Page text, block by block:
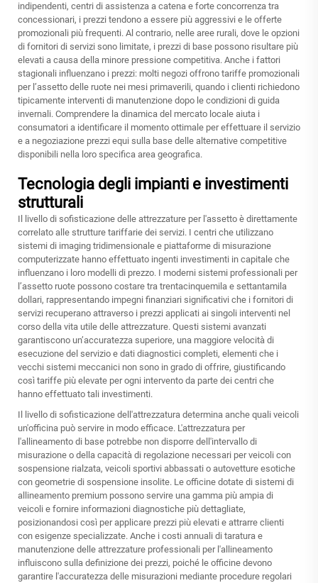
indipendenti, centri di assistenza a catena e forte concorrenza tra
concessionari, i prezzi tendono a essere più aggressivi e le offerte
promozionali più frequenti. Al contrario, nelle aree rurali, dove le opzioni
di fornitori di servizi sono limitate, i prezzi di base possono risultare più
elevati a causa della minore pressione competitiva. Anche i fattori
stagionali influenzano i prezzi: molti negozi offrono tariffe promozionali
per l’assetto delle ruote nei mesi primaverili, quando i clienti richiedono
tipicamente interventi di manutenzione dopo le condizioni di guida
invernali. Comprendere la dinamica del mercato locale aiuta i
consumatori a identificare il momento ottimale per effettuare il servizio
e a negoziazione prezzi equi sulla base delle alternative competitive
disponibili nella loro specifica area geografica.
Tecnologia degli impianti e investimenti
strutturali
Il livello di sofisticazione delle attrezzature per l'assetto è direttamente
correlato alle strutture tariffarie dei servizi. I centri che utilizzano
sistemi di imaging tridimensionale e piattaforme di misurazione
computerizzate hanno effettuato ingenti investimenti in capitale che
influenzano i loro modelli di prezzo. I moderni sistemi professionali per
l’assetto ruote possono costare tra trentacinquemila e settantamila
dollari, rappresentando impegni finanziari significativi che i fornitori di
servizi recuperano attraverso i prezzi applicati ai singoli interventi nel
corso della vita utile delle attrezzature. Questi sistemi avanzati
garantiscono un’accuratezza superiore, una maggiore velocità di
esecuzione del servizio e dati diagnostici completi, elementi che i
vecchi sistemi meccanici non sono in grado di offrire, giustificando
così tariffe più elevate per ogni intervento da parte dei centri che
hanno effettuato tali investimenti.
Il livello di sofisticazione dell'attrezzatura determina anche quali veicoli
un'officina può servire in modo efficace. L'attrezzatura per
l'allineamento di base potrebbe non disporre dell'intervallo di
misurazione o della capacità di regolazione necessari per veicoli con
sospensione rialzata, veicoli sportivi abbassati o autovetture esotiche
con geometrie di sospensione insolite. Le officine dotate di sistemi di
allineamento premium possono servire una gamma più ampia di
veicoli e fornire informazioni diagnostiche più dettagliate,
posizionandosi così per applicare prezzi più elevati e attrarre clienti
con esigenze specializzate. Anche i costi annuali di taratura e
manutenzione delle attrezzature professionali per l'allineamento
influiscono sulla definizione dei prezzi, poiché le officine devono
garantire l'accuratezza delle misurazioni mediante procedure regolari